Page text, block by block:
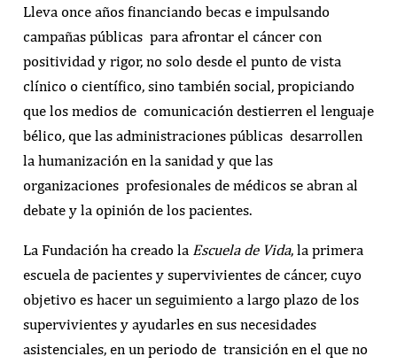
Lleva once años financiando becas e impulsando
campañas públicas para afrontar el cáncer con
positividad y rigor, no solo desde el punto de vista
clínico o científico, sino también social, propiciando
que los medios de comunicación destierren el lenguaje
bélico, que las administraciones públicas desarrollen
la humanización en la sanidad y que las
organizaciones profesionales de médicos se abran al
debate y la opinión de los pacientes.
La Fundación ha creado la Escuela de Vida, la primera
escuela de pacientes y supervivientes de cáncer, cuyo
objetivo es hacer un seguimiento a largo plazo de los
supervivientes y ayudarles en sus necesidades
asistenciales, en un periodo de transición en el que no